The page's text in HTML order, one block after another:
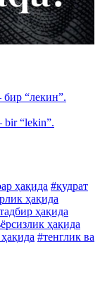
“лекин”.
bir “lekin”.
ҳақида #қудрат
ҳақида
ҳақида
ҳақида
#тенглик ва